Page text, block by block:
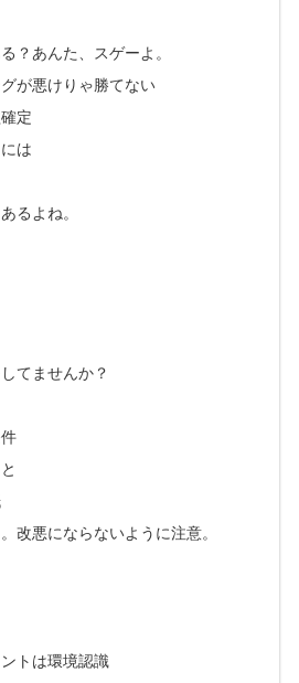
？あんた、スゲーよ。
が悪けりゃ勝てない
定
は
るよね。
てませんか？
改悪にならないように注意。
トは環境認識